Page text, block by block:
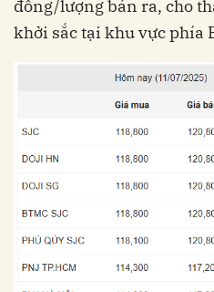
đồng/lượng bán ra, cho
khởi sắc tại khu vực phía